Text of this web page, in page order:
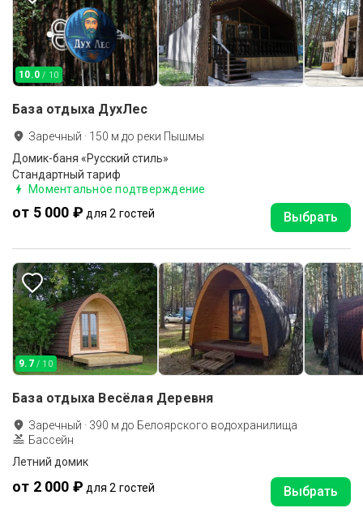
10.0 / 10
База отдыха ДухЛес
Заречный · 150 м до реки Пышмы
Домик-баня «Русский стиль»
Стандартный тариф
Моментальное подтверждение
от 5 000 ₽ для 2 гостей Выбрать
9.7 / 10
База отдыха Весёлая Деревня
Заречный · 390 м до Белоярского водохранилища
Бассейн
Летний домик
от 2 000 ₽ для 2 гостей Выбрать